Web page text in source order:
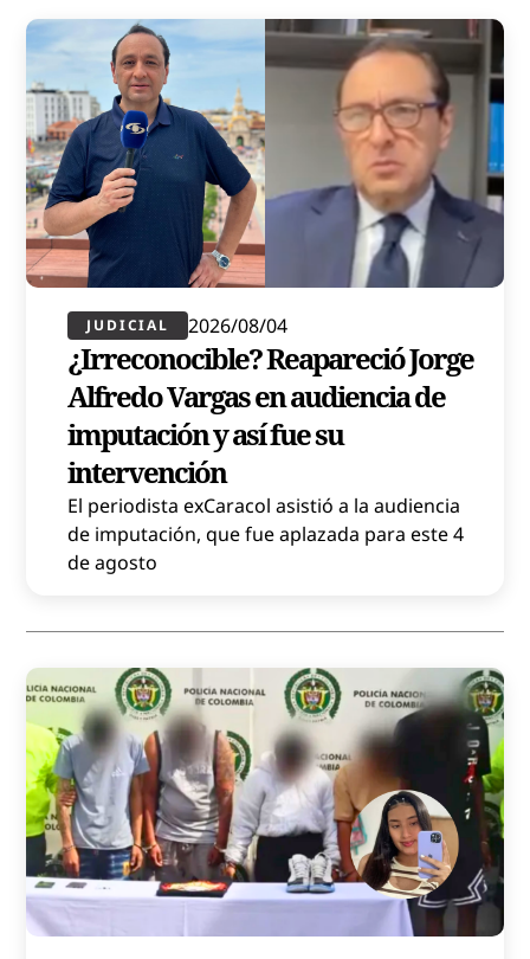
JUDICIAL 2026/08/04
¿Irreconocible? Reapareció Jorge
Alfredo Vargas en audiencia de
imputación y así fue su
intervención
El periodista exCaracol asistió a la audiencia
de imputación, que fue aplazada para este 4
de agosto